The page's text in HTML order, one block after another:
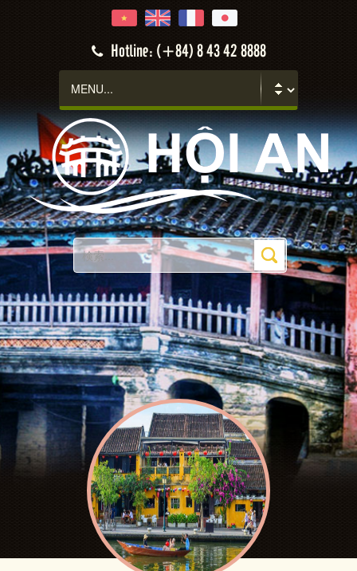
Hotline: (+84) 8 43 42 8888